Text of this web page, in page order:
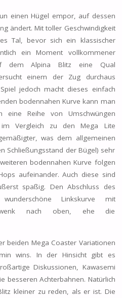
einen Hügel empor, auf dessen
ändert. Mit toller Geschwindigkeit
Tal, bevor sich ein klassischer
ein Moment vollkommener
dem Alpina Blitz eine Qual
einem der Zug durchaus
jedoch macht dieses einfach
bodennahen Kurve kann man
eine Reihe von Umschwüngen
im Vergleich zu den Mega Lite
was dem allgemeinen
Schließungsstand der Bügel) sehr
bodennahen Kurve folgen
aufeinander. Auch diese sind
spaßig. Den Abschluss des
Linkskurve mit
nach oben, ehe die
beiden Mega Coaster Variationen
wins. In der Hinsicht gibt es
Diskussionen, Kawasemi
besseren Achterbahnen. Natürlich
kleiner zu reden, als er ist. Die